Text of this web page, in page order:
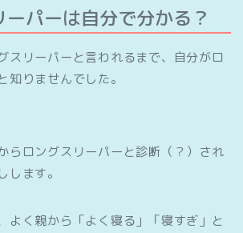
ーパーは自分で分かる？
スリーパーと言われるまで、自分がロ
知りませんでした。
らロングスリーパーと診断（？）され
します。
よく親から「よく寝る」「寝すぎ」と